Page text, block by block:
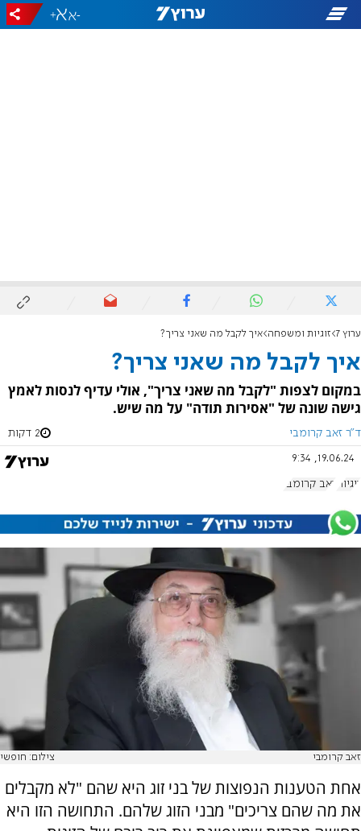
-
+
ערוץ 7 זוגיות ומשפחה איך לקבל מה שאני צריך?
איך לקבל מה שאני צריך?
במקום לצפות "לקבל מה שאני צריך", אולי עדיף לנסות לאמץ
גישה שונה של "אסירות תודה" על מה שיש.
ד"ר זאב קרומבי 2 דקות
19.06.24, 9:34
זוגיות זאב קרומבי
זאב קרומבי צילום: חופשי
אחת הטענות הנפוצות של בני זוג היא שהם "לא מקבלים
את מה שהם צריכים" מבני הזוג שלהם. התחושה הזו היא